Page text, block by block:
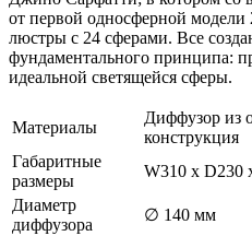
от первой односферной модели
люстры с 24 сферами. Все
фундаментального принципа:
идеальной светящейся сферы.
Материалы
Диффузор из
конструкция
Габаритные
размеры
W310 x D230
Диаметр
диффузора
∅ 140 мм